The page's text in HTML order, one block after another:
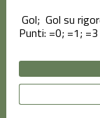
Gol; Gol su
Punti: =0; =1;